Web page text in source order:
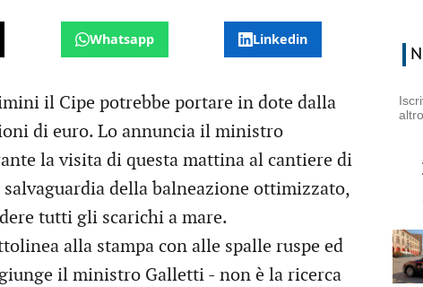
Whatsapp Linkedin
il Cipe potrebbe portare in dote dalla
di euro. Lo annuncia il ministro
la visita di questa mattina al cantiere di
della balneazione ottimizzato,
tutti gli scarichi a mare.
alla stampa con alle spalle ruspe ed
il ministro Galletti - non è la ricerca